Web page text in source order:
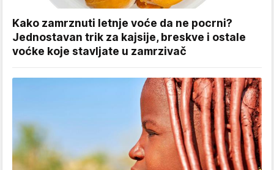
Kako zamrznuti letnje voće da ne pocrni?
Jednostavan trik za kajsije, breskve i ostale
voćke koje stavljate u zamrzivač